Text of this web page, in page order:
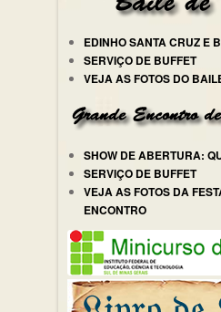
EDINHO SANTA CRUZ E
SERVIÇO DE BUFFET
VEJA AS FOTOS DO
SHOW DE ABERTURA:
SERVIÇO DE BUFFET
VEJA AS FOTOS DA
ENCONTRO